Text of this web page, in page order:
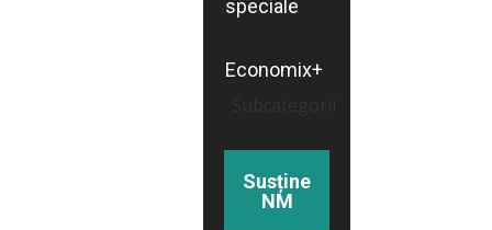
speciale
Economix+
Susține
NM